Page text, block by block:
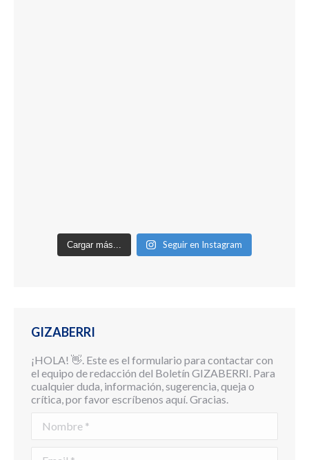
Cargar más... Seguir en Instagram
GIZABERRI
¡HOLA! 👋. Este es el formulario para contactar con
el equipo de redacción del Boletín GIZABERRI. Para
cualquier duda, información, sugerencia, queja o
crítica, por favor escríbenos aquí. Gracias.